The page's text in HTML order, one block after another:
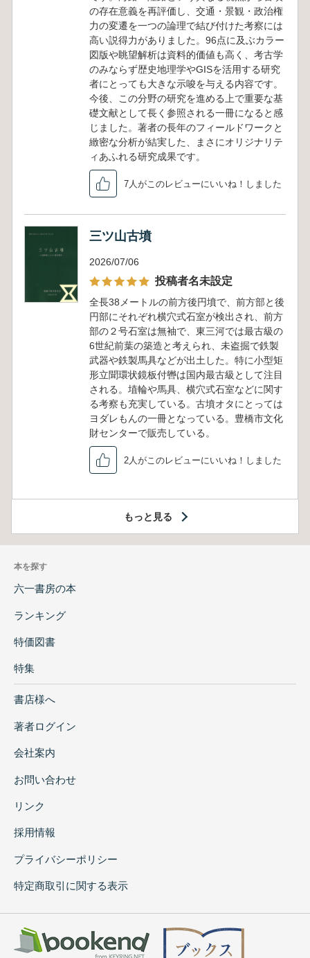
の存在意義を再評価し、交通・景観・政治権
力の変遷を一つの論理で結び付けた考察には
高い説得力がありました。96点に及ぶカラー
図版や眺望解析は資料的価値も高く、考古学
のみならず歴史地理学やGISを活用する研究
者にとっても大きな示唆を与える内容です。
今後、この分野の研究を進める上で重要な基
礎文献として長く参照される一冊になると感
じました。著者の長年のフィールドワークと
緻密な分析が結実した、まさにオリジナリテ
ィあふれる研究成果です。
7人がこのレビューにいいね！しました
三ツ山古墳
2026/07/06
投稿者名未設定
全長38メートルの前方後円墳で、前方部と後
円部にそれぞれ横穴式石室が検出され、前方
部の２号石室は無袖で、東三河では最古級の
6世紀前葉の築造と考えられ、未盗掘で鉄製
武器や鉄製馬具などが出土した。特に小型矩
形立聞環状鏡板付轡は国内最古級として注目
される。埴輪や馬具、横穴式石室などに関す
る考察も充実している。古墳オタにとっては
ヨダレもんの一冊となっている。豊橋市文化
財センターで販売している。
2人がこのレビューにいいね！しました
もっと見る
本を探す
六一書房の本
ランキング
特価図書
特集
書店様へ
著者ログイン
会社案内
お問い合わせ
リンク
採用情報
プライバシーポリシー
特定商取引に関する表示